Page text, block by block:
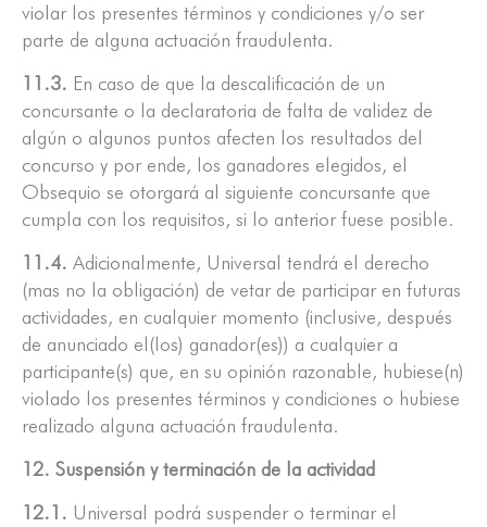
violar los presentes términos y condiciones y/o ser
parte de alguna actuación fraudulenta.
11.3. En caso de que la descalificación de un
concursante o la declaratoria de falta de validez de
algún o algunos puntos afecten los resultados del
concurso y por ende, los ganadores elegidos, el
Obsequio se otorgará al siguiente concursante que
cumpla con los requisitos, si lo anterior fuese posible.
11.4. Adicionalmente, Universal tendrá el derecho
(mas no la obligación) de vetar de participar en futuras
actividades, en cualquier momento (inclusive, después
de anunciado el(los) ganador(es)) a cualquier a
participante(s) que, en su opinión razonable, hubiese(n)
violado los presentes términos y condiciones o hubiese
realizado alguna actuación fraudulenta.
12. Suspensión y terminación de la actividad
12.1. Universal podrá suspender o terminar el